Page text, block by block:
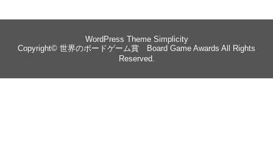
WordPress Theme Simplicity
Copyright© 世界のボードゲーム賞 Board Game Awards All Rights
Reserved.